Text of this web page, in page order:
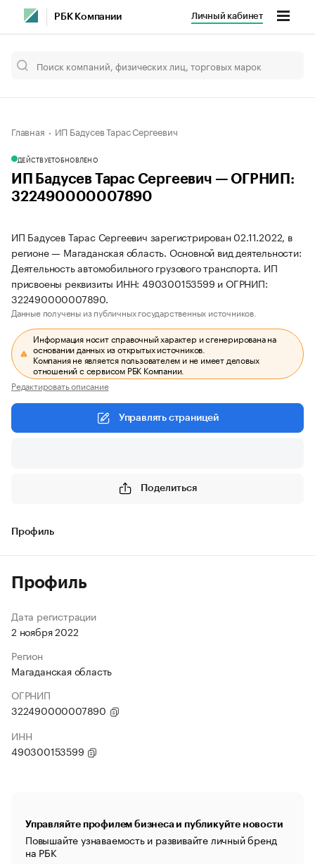
РБК Компании Личный кабинет
Главная ИП Бадусев Тарас Сергеевич
ДЕЙСТВУЕТОБНОВЛЕНО
ИП Бадусев Тарас Сергеевич — ОГРНИП:
322490000007890
ИП Бадусев Тарас Сергеевич зарегистрирован 02.11.2022, в
регионе — Магаданская область. Основной вид деятельности:
Деятельность автомобильного грузового транспорта. ИП
присвоены реквизиты ИНН: 490300153599 и ОГРНИП:
322490000007890.
Данные получены из публичных государственных источников.
Информация носит справочный характер и сгенерирована на
основании данных из открытых источников.
Компания не является пользователем и не имеет деловых
отношений с сервисом РБК Компании.
Редактировать описание
Управлять страницей
Поделиться
Профиль
Профиль
Дата регистрации
2 ноября 2022
Регион
Магаданская область
ОГРНИП
322490000007890
ИНН
490300153599
Управляйте профилем бизнеса и публикуйте новости
Повышайте узнаваемость и развивайте личный бренд
на РБК